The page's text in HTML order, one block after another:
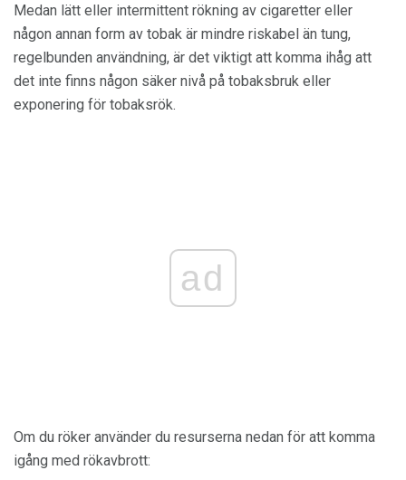
Medan lätt eller intermittent rökning av cigaretter eller
någon annan form av tobak är mindre riskabel än tung,
regelbunden användning, är det viktigt att komma ihåg att
det inte finns någon säker nivå på tobaksbruk eller
exponering för tobaksrök.
ad
Om du röker använder du resurserna nedan för att komma
igång med rökavbrott: